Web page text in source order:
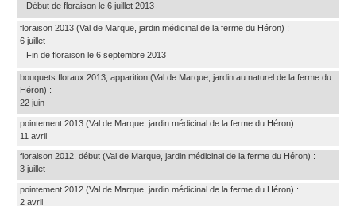
Début de floraison le 6 juillet 2013
floraison 2013 (Val de Marque, jardin médicinal de la ferme du Héron) :
6 juillet
Fin de floraison le 6 septembre 2013
bouquets floraux 2013, apparition (Val de Marque, jardin au naturel de la ferme du
Héron) :
22 juin
pointement 2013 (Val de Marque, jardin médicinal de la ferme du Héron) :
11 avril
floraison 2012, début (Val de Marque, jardin médicinal de la ferme du Héron) :
3 juillet
pointement 2012 (Val de Marque, jardin médicinal de la ferme du Héron) :
2 avril